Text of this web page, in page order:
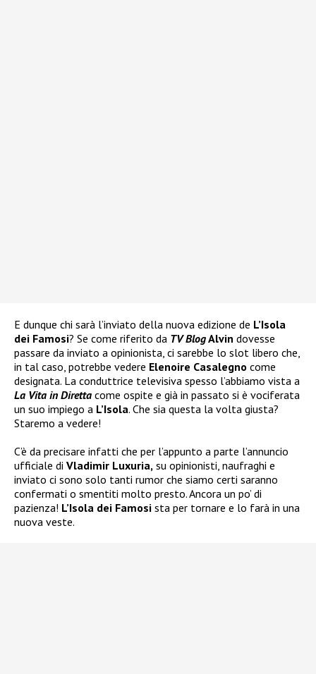
E dunque chi sarà l’inviato della nuova edizione de L’Isola
dei Famosi? Se come riferito da TV BlogAlvin dovesse
passare da inviato a opinionista, ci sarebbe lo slot libero che,
in tal caso, potrebbe vedere Elenoire Casalegno come
designata. La conduttrice televisiva spesso l’abbiamo vista a
La Vita in Diretta come ospite e già in passato si è vociferata
un suo impiego a L’Isola. Che sia questa la volta giusta?
Staremo a vedere!
C’è da precisare infatti che per l’appunto a parte l’annuncio
ufficiale di Vladimir Luxuria, su opinionisti, naufraghi e
inviato ci sono solo tanti rumor che siamo certi saranno
confermati o smentiti molto presto. Ancora un po’ di
pazienza! L’Isola dei Famosi sta per tornare e lo farà in una
nuova veste.